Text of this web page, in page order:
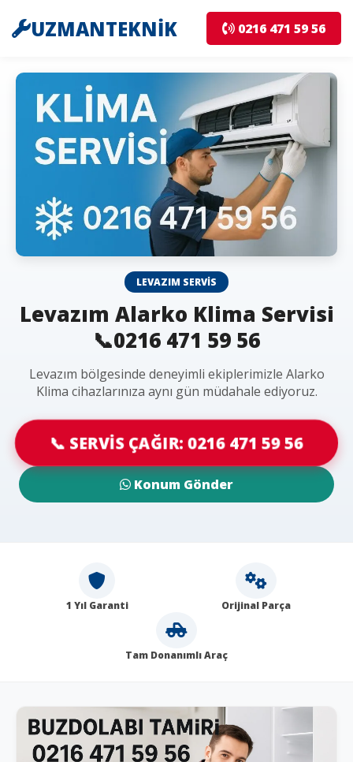
UZMANTEKNİK 0216 471 59 56
LEVAZIM SERVIS
Levazım Alarko Klima Servisi
📞0216 471 59 56
Levazım bölgesinde deneyimli ekiplerimizle Alarko
Klima cihazlarınıza aynı gün müdahale ediyoruz.
📞 SERVİS ÇAĞIR: 0216 471 59 56
Konum Gönder
1 Yıl Garanti Orijinal Parça
Tam Donanımlı Araç